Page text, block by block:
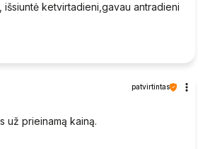
ketvirtadieni,gavau antradieni
patvirtintas
už prieinamą kainą.